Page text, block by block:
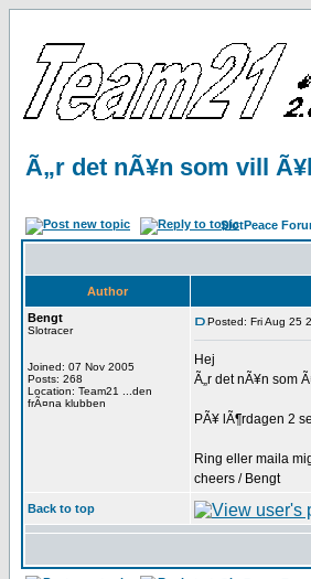
Ã„r det nÃ¥n som vill
SlotPeace
Author
Bengt
Slotracer
Joined: 07 Nov 2005
Posts: 268
Location: Team21 ...den
frÃ¤na klubben
Posted: Fri Aug 25
Hej
Ã„r det nÃ¥n som
PÃ¥ lÃ¶rdagen 2
Ring eller maila
cheers / Bengt
Back to top